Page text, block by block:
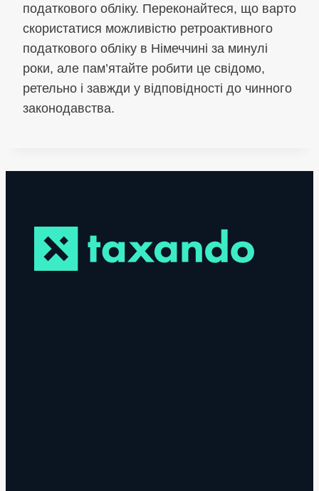
податкового обліку. Переконайтеся, що варто
скористатися можливістю ретроактивного
податкового обліку в Німеччині за минулі
роки, але пам’ятайте робити це свідомо,
ретельно і завжди у відповідності до чинного
законодавства.